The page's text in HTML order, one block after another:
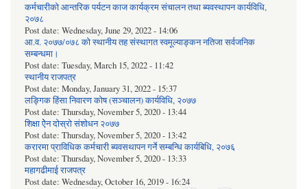
कर्मचारीको आन्तरिक पर्यटन काज कार्यक्रम संचालन तथा ब्यवस्थापन कार्यविधि,
२०७८
Post date: Wednesday, June 29, 2022 - 14:06
आ.व. २०७७/०७८ को स्थानीय तह संस्थागत स्वमूल्याङ्कन नतिजा सर्वजनिक
सम्बन्धमा।
Post date: Tuesday, March 15, 2022 - 11:42
स्थानीय राजपत्र
Post date: Monday, January 31, 2022 - 15:37
लङ्गिक हिंसा निवारण कोष (सञ्‍चालन) कार्यविधि, २०७७
Post date: Thursday, November 5, 2020 - 13:44
शिक्षा ऐेन दोस्रो संशोधन २०७७
Post date: Thursday, November 5, 2020 - 13:42
करारमा प्राविधिक कर्मचारी ब्यवसथापन गर्ने सम्बन्धि कार्यबिधि, २०७६
Post date: Thursday, November 5, 2020 - 13:33
महागढीमाई राजपत्र
Post date: Wednesday, October 16, 2019 - 16:24